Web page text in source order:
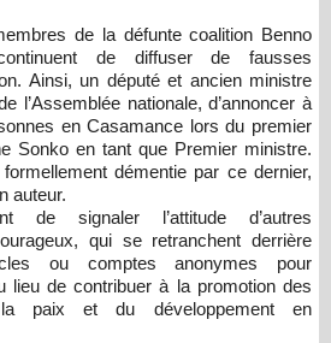
de la défunte coalition Benno
de diffuser de fausses
Ainsi, un député et ancien ministre
l’Assemblée nationale, d’annoncer à
en Casamance lors du premier
Sonko en tant que Premier ministre.
démentie par ce dernier,
auteur.
de signaler l’attitude d’autres
qui se retranchent derrière
ou comptes anonymes pour
lieu de contribuer à la promotion des
la paix et du développement en